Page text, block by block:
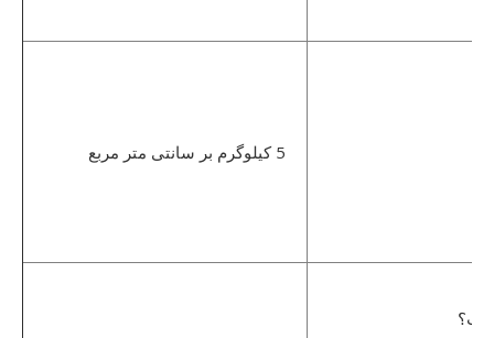
5 کیلوگرم بر سانتی متر مربع